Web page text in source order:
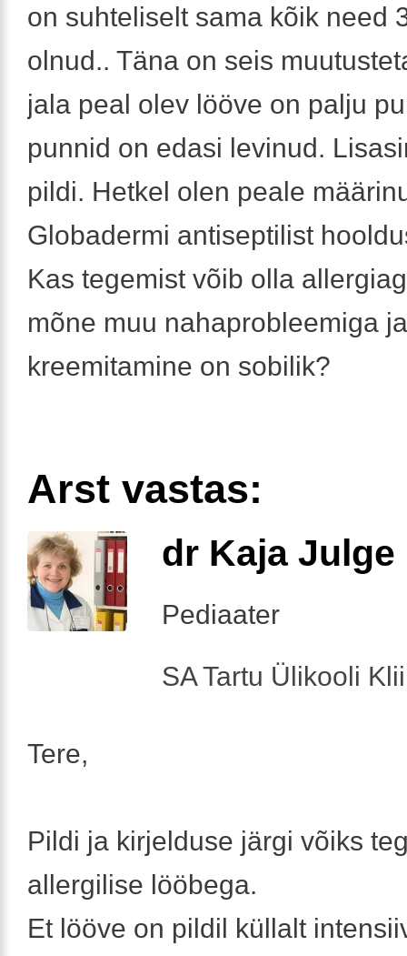
on suhteliselt sama kõik need
olnud.. Täna on seis
jala peal olev lööve on palju
punnid on edasi levinud.
pildi. Hetkel olen peale
Globadermi antiseptilist
Kas tegemist võib olla
mõne muu nahaprobleemiga
kreemitamine on sobilik?
Arst vastas:
dr Kaja Julge
Pediaater
SA Tartu Ülikooli
Tere,
Pildi ja kirjelduse järgi võiks
allergilise lööbega.
Et lööve on pildil küllalt